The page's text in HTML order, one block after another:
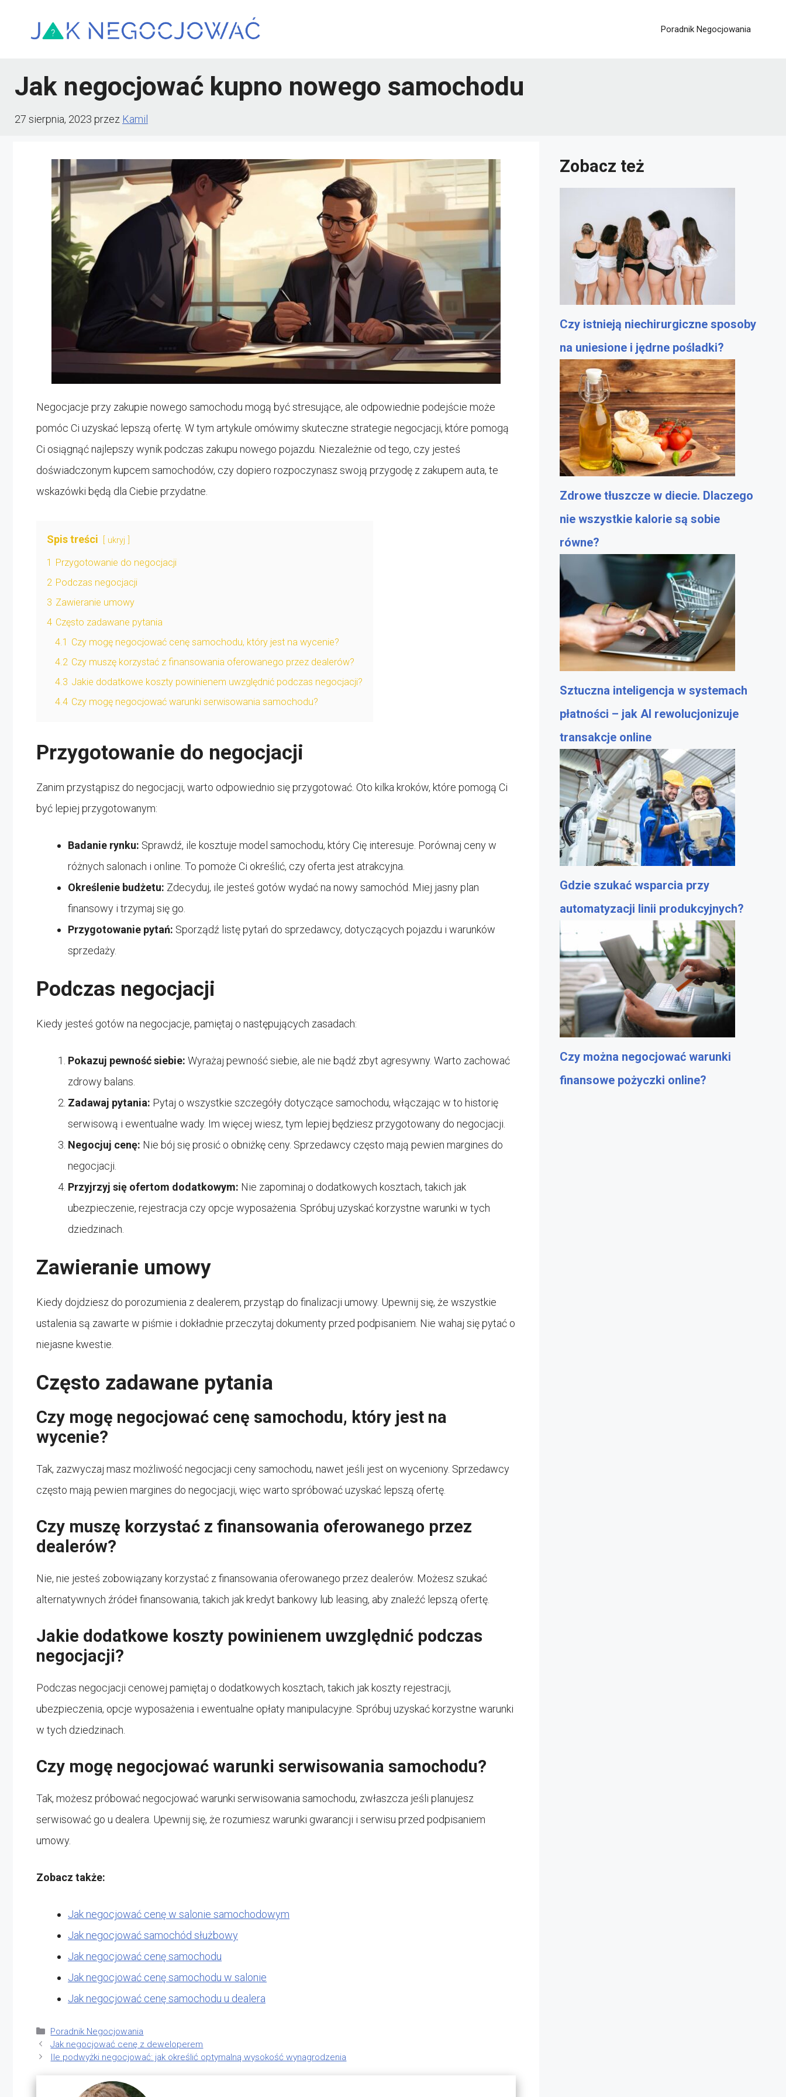
Poradnik Negocjowania
Jak negocjować kupno nowego samochodu
27 sierpnia, 2023 przez Kamil
Negocjacje przy zakupie nowego samochodu mogą być stresujące, ale odpowiednie podejście może
pomóc Ci uzyskać lepszą ofertę. W tym artykule omówimy skuteczne strategie negocjacji, które pomogą
Ci osiągnąć najlepszy wynik podczas zakupu nowego pojazdu. Niezależnie od tego, czy jesteś
doświadczonym kupcem samochodów, czy dopiero rozpoczynasz swoją przygodę z zakupem auta, te
wskazówki będą dla Ciebie przydatne.
Spis treści ukryj
1 Przygotowanie do negocjacji
2 Podczas negocjacji
3 Zawieranie umowy
4 Często zadawane pytania
4.1 Czy mogę negocjować cenę samochodu, który jest na wycenie?
4.2 Czy muszę korzystać z finansowania oferowanego przez dealerów?
4.3 Jakie dodatkowe koszty powinienem uwzględnić podczas negocjacji?
4.4 Czy mogę negocjować warunki serwisowania samochodu?
Przygotowanie do negocjacji
Zanim przystąpisz do negocjacji, warto odpowiednio się przygotować. Oto kilka kroków, które pomogą Ci
być lepiej przygotowanym:
Badanie rynku: Sprawdź, ile kosztuje model samochodu, który Cię interesuje. Porównaj ceny w
różnych salonach i online. To pomoże Ci określić, czy oferta jest atrakcyjna.
Określenie budżetu: Zdecyduj, ile jesteś gotów wydać na nowy samochód. Miej jasny plan
finansowy i trzymaj się go.
Przygotowanie pytań: Sporządź listę pytań do sprzedawcy, dotyczących pojazdu i warunków
sprzedaży.
Podczas negocjacji
Kiedy jesteś gotów na negocjacje, pamiętaj o następujących zasadach:
Pokazuj pewność siebie: Wyrażaj pewność siebie, ale nie bądź zbyt agresywny. Warto zachować
zdrowy balans.
Zadawaj pytania: Pytaj o wszystkie szczegóły dotyczące samochodu, włączając w to historię
serwisową i ewentualne wady. Im więcej wiesz, tym lepiej będziesz przygotowany do negocjacji.
Negocjuj cenę: Nie bój się prosić o obniżkę ceny. Sprzedawcy często mają pewien margines do
negocjacji.
Przyjrzyj się ofertom dodatkowym: Nie zapominaj o dodatkowych kosztach, takich jak
ubezpieczenie, rejestracja czy opcje wyposażenia. Spróbuj uzyskać korzystne warunki w tych
dziedzinach.
Zawieranie umowy
Kiedy dojdziesz do porozumienia z dealerem, przystąp do finalizacji umowy. Upewnij się, że wszystkie
ustalenia są zawarte w piśmie i dokładnie przeczytaj dokumenty przed podpisaniem. Nie wahaj się pytać o
niejasne kwestie.
Często zadawane pytania
Czy mogę negocjować cenę samochodu, który jest na
wycenie?
Tak, zazwyczaj masz możliwość negocjacji ceny samochodu, nawet jeśli jest on wyceniony. Sprzedawcy
często mają pewien margines do negocjacji, więc warto spróbować uzyskać lepszą ofertę.
Czy muszę korzystać z finansowania oferowanego przez
dealerów?
Nie, nie jesteś zobowiązany korzystać z finansowania oferowanego przez dealerów. Możesz szukać
alternatywnych źródeł finansowania, takich jak kredyt bankowy lub leasing, aby znaleźć lepszą ofertę.
Jakie dodatkowe koszty powinienem uwzględnić podczas
negocjacji?
Podczas negocjacji cenowej pamiętaj o dodatkowych kosztach, takich jak koszty rejestracji,
ubezpieczenia, opcje wyposażenia i ewentualne opłaty manipulacyjne. Spróbuj uzyskać korzystne warunki
w tych dziedzinach.
Czy mogę negocjować warunki serwisowania samochodu?
Tak, możesz próbować negocjować warunki serwisowania samochodu, zwłaszcza jeśli planujesz
serwisować go u dealera. Upewnij się, że rozumiesz warunki gwarancji i serwisu przed podpisaniem
umowy.
Zobacz także:
Jak negocjować cenę w salonie samochodowym
Jak negocjować samochód służbowy
Jak negocjować cenę samochodu
Jak negocjować cenę samochodu w salonie
Jak negocjować cenę samochodu u dealera
Kategorie
Poradnik Negocjowania
Jak negocjować cenę z deweloperem
Ile podwyżki negocjować: jak określić optymalną wysokość wynagrodzenia
Zobacz też
Czy istnieją niechirurgiczne sposoby
na uniesione i jędrne pośladki?
Zdrowe tłuszcze w diecie. Dlaczego
nie wszystkie kalorie są sobie
równe?
Sztuczna inteligencja w systemach
płatności – jak AI rewolucjonizuje
transakcje online
Gdzie szukać wsparcia przy
automatyzacji linii produkcyjnych?
Czy można negocjować warunki
finansowe pożyczki online?